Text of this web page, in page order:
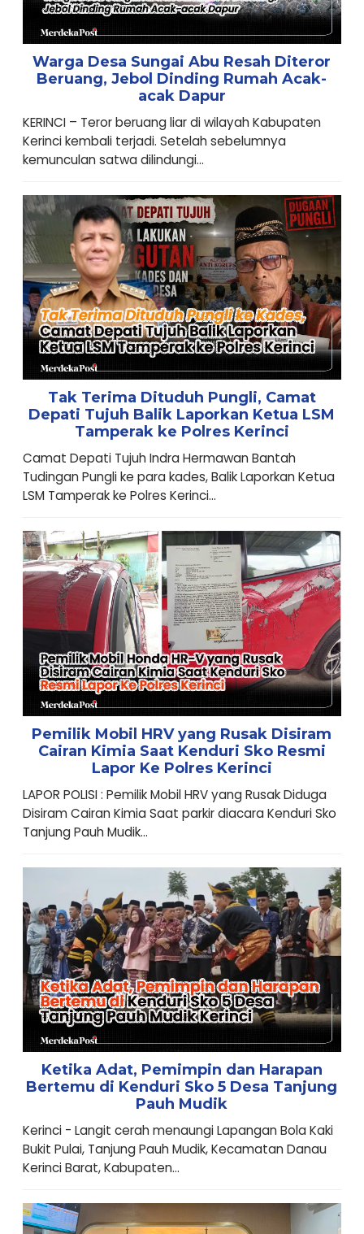
Warga Desa Sungai Abu Resah Diteror
Beruang, Jebol Dinding Rumah Acak-
acak Dapur
KERINCI – Teror beruang liar di wilayah Kabupaten
Kerinci kembali terjadi. Setelah sebelumnya
kemunculan satwa dilindungi...
Tak Terima Dituduh Pungli, Camat
Depati Tujuh Balik Laporkan Ketua LSM
Tamperak ke Polres Kerinci
Camat Depati Tujuh Indra Hermawan Bantah
Tudingan Pungli ke para kades, Balik Laporkan Ketua
LSM Tamperak ke Polres Kerinci...
Pemilik Mobil HRV yang Rusak Disiram
Cairan Kimia Saat Kenduri Sko Resmi
Lapor Ke Polres Kerinci
LAPOR POLISI : Pemilik Mobil HRV yang Rusak Diduga
Disiram Cairan Kimia Saat parkir diacara Kenduri Sko
Tanjung Pauh Mudik...
Ketika Adat, Pemimpin dan Harapan
Bertemu di Kenduri Sko 5 Desa Tanjung
Pauh Mudik
Kerinci - Langit cerah menaungi Lapangan Bola Kaki
Bukit Pulai, Tanjung Pauh Mudik, Kecamatan Danau
Kerinci Barat, Kabupaten...